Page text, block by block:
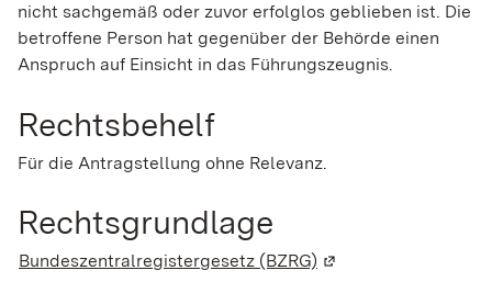
nicht sachgemäß oder zuvor erfolglos geblieben ist. Die
betroffene Person hat gegenüber der Behörde einen
Anspruch auf Einsicht in das Führungszeugnis.
Rechtsbehelf
Für die Antragstellung ohne Relevanz.
Rechtsgrundlage
Bundeszentralregistergesetz (BZRG) (Wird in einem